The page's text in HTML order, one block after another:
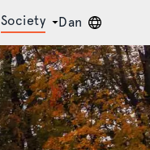
Society Dan